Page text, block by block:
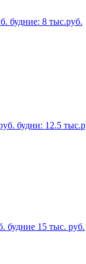
будние: 8 тыс.руб.
будни: 12.5
будние 15 тыс. руб.